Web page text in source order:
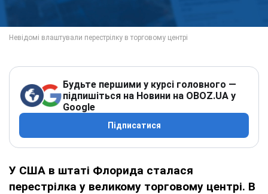
Будьте першими у курсі головного —
підпишіться на Новини на OBOZ.UA у
Google
Підписатися
У США в штаті Флорида сталася
перестрілка у великому торговому центрі. В